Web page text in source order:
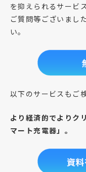
を抑えられるサービ
ご質問等ございまし
い。
以下のサービスもご
より経済的でよりク
マート充電器」。